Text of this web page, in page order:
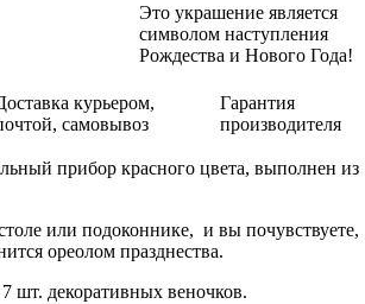
Это украшение является
символом наступления
Рождества и Нового Года!
курьером,
самовывоз
Гарантия
производителя
прибор красного цвета, выполнен из
или подоконнике, и вы почувствуете,
ореолом празднества.
шт. декоративных веночков.